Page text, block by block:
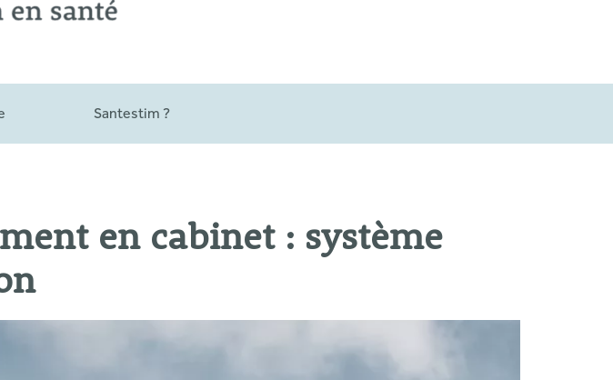
Santestim ?
en cabinet : système